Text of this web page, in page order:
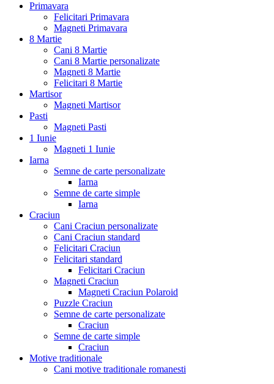
Primavara
Felicitari Primavara
Magneti Primavara
8 Martie
Cani 8 Martie
Cani 8 Martie personalizate
Magneti 8 Martie
Felicitari 8 Martie
Martisor
Magneti Martisor
Pasti
Magneti Pasti
1 Iunie
Magneti 1 Iunie
Iarna
Semne de carte personalizate
Iarna
Semne de carte simple
Iarna
Craciun
Cani Craciun personalizate
Cani Craciun standard
Felicitari Craciun
Felicitari standard
Felicitari Craciun
Magneti Craciun
Magneti Craciun Polaroid
Puzzle Craciun
Semne de carte personalizate
Craciun
Semne de carte simple
Craciun
Motive traditionale
Cani motive traditionale romanesti